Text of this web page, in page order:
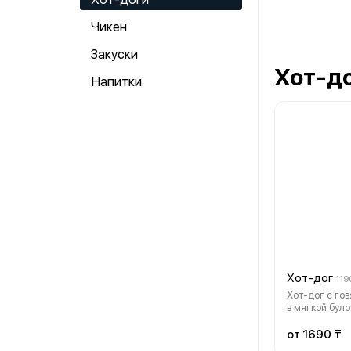
Чикен
Закуски
Напитки
Хот-
Хот-дог
Хот-дог с
в мягкой
соленым
от 1690 ₸